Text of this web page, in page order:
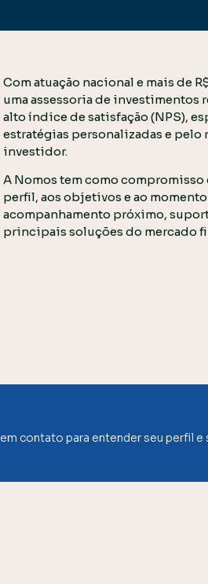
Com atuação nacional e mais de
uma assessoria de investimentos
alto índice de satisfação (NPS),
estratégias personalizadas e
investidor.
A Nomos tem como
perfil, aos objetivos e ao
acompanhamento próximo,
principais soluções do mercado
em contato para entender seu perfil e